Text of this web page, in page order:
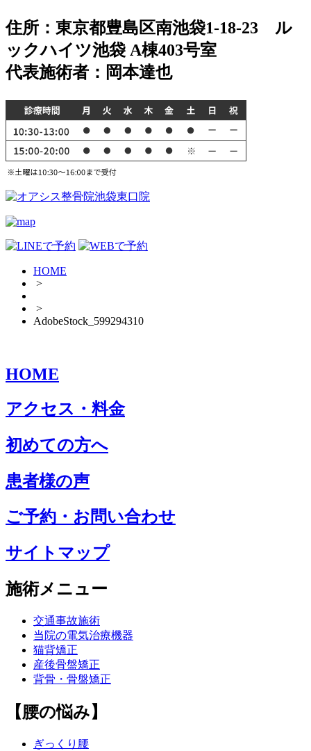
住所：東京都豊島区南池袋1-18-23 ル
ックハイツ池袋 A棟403号室
代表施術者：岡本達也
HOME
>
>
AdobeStock_599294310
HOME
アクセス・料金
初めての方へ
患者様の声
ご予約・お問い合わせ
サイトマップ
施術メニュー
交通事故施術
当院の電気治療機器
猫背矯正
産後骨盤矯正
背骨・骨盤矯正
【腰の悩み】
ぎっくり腰